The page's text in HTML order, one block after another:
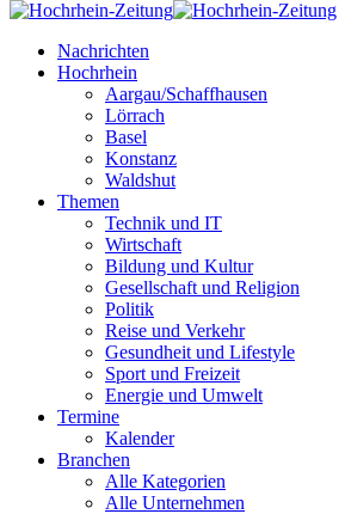
Nachrichten
Hochrhein
Aargau/Schaffhausen
Lörrach
Basel
Konstanz
Waldshut
Themen
Technik und IT
Wirtschaft
Bildung und Kultur
Gesellschaft und Religion
Politik
Reise und Verkehr
Gesundheit und Lifestyle
Sport und Freizeit
Energie und Umwelt
Termine
Kalender
Branchen
Alle Kategorien
Alle Unternehmen